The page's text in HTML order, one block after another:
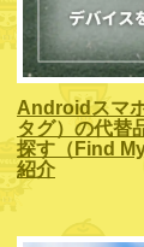
Androidスマ
タグ）の代替
探す（Find
紹介